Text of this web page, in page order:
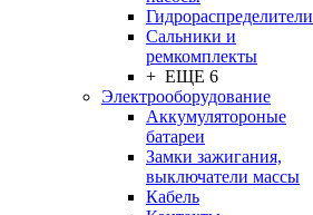
Гидрораспределители
Сальники и
ремкомплекты
+ ЕЩЕ 6
Электрооборудование
Аккумулятороные
батареи
Замки зажигания,
выключатели массы
Кабель